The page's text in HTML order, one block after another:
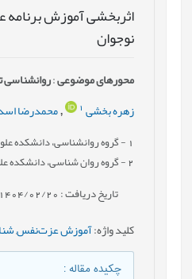
اثربخشی آموزش
نوجوان
محورهای موضوعی:روانشناسی
زهره بخشی 1
,محمدرضا
1 - گروه روان‏شناسی، دانشکده
2- گروه روان شناسی، دانشکده
تاریخ دریافت : 1404/02/20
کلید واژه:آموزش عزت‌نفس,
چکیده مقاله: